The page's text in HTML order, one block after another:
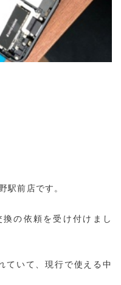
前店です。
の依頼を受け付けまし
ていて、現行で使える中